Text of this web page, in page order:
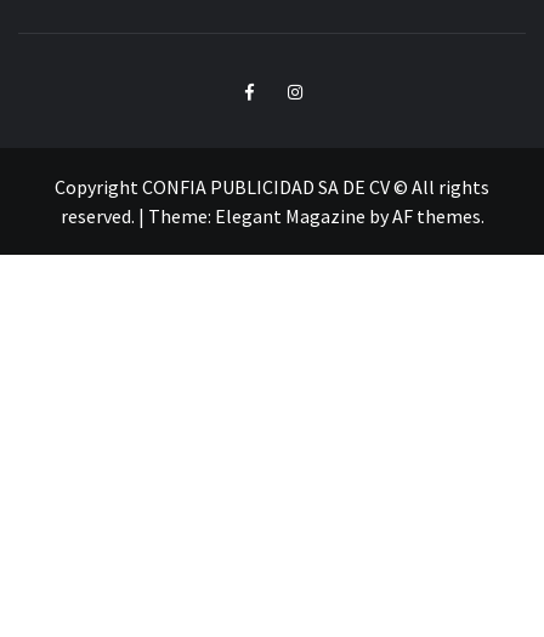
FacebookInstagram
Copyright CONFIA PUBLICIDAD SA DE CV © All rights
reserved. | Theme: Elegant Magazine byAF themes.